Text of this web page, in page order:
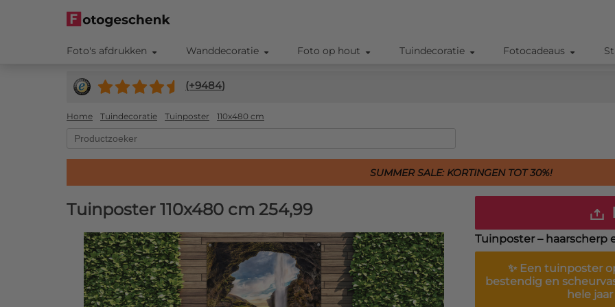
Foto's afdrukken Wanddecoratie Foto op hout Tuindecoratie Fotocadeaus
(+9484)
Home Tuindecoratie Tuinposter 110x480 cm
SUMMER SALE: KORTINGEN TOT 30%!
Tuinposter 110x480 cm 254,99
Tuinposter – haarscherp
✨ Een tuinposter
bestendig en
hele